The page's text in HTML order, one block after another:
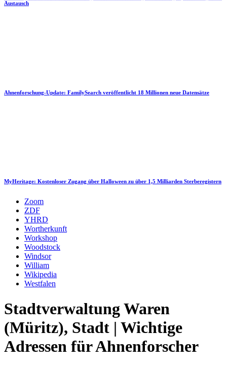
Austausch
Ahnenforschung-Update: FamilySearch veröffentlicht 18 Millionen neue Datensätze
MyHeritage: Kostenloser Zugang über Halloween zu über 1,5 Milliarden Sterberegistern
Zoom
ZDF
YHRD
Wortherkunft
Workshop
Woodstock
Windsor
William
Wikipedia
Westfalen
Stadtverwaltung Waren
(Müritz), Stadt | Wichtige
Adressen für Ahnenforscher